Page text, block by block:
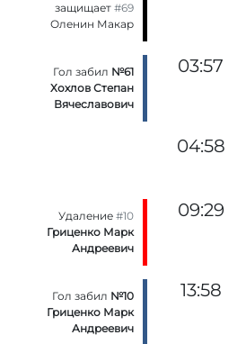
защищает#69
Оленин Макар
Гол забил №61
Хохлов Степан
Вячеславович
03:57
04:58
Удаление#10
Гриценко Марк
Андреевич
09:29
Гол забил №10
Гриценко Марк
Андреевич
13:58